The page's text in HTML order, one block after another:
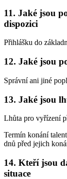
11. Jaké jsou
dispozici
Přihlášku do
12. Jaké jsou
Správní ani jiné
13. Jaké jsou
Lhůta pro vyřízení
Termín konání
dnů před jejich
14. Kteří jsou
situace